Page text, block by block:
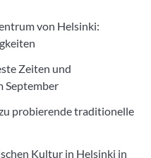
von Helsinki:
Zeiten und
September
probierende traditionelle
Kultur in Helsinki in